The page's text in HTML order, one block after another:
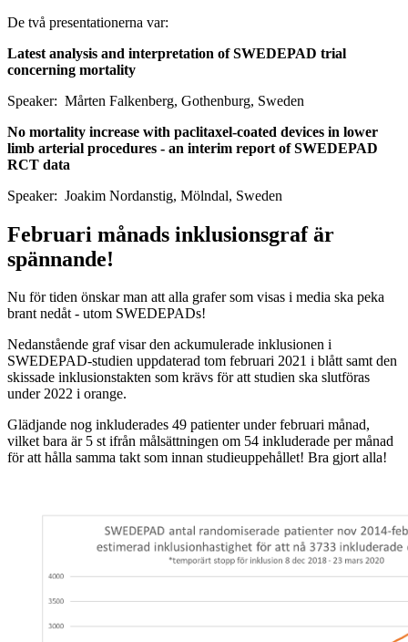
De två presentationerna var:
Latest analysis and interpretation of SWEDEPAD trial
concerning mortality
Speaker: Mårten Falkenberg, Gothenburg, Sweden
No mortality increase with paclitaxel-coated devices in lower
limb arterial procedures - an interim report of SWEDEPAD
RCT data
Speaker: Joakim Nordanstig, Mölndal, Sweden
Februari månads inklusionsgraf är
spännande!
Nu för tiden önskar man att alla grafer som visas i media ska peka
brant nedåt - utom SWEDEPADs!
Nedanstående graf visar den ackumulerade inklusionen i
SWEDEPAD-studien uppdaterad tom februari 2021 i blått samt den
skissade inklusionstakten som krävs för att studien ska slutföras
under 2022 i orange.
Glädjande nog inkluderades 49 patienter under februari månad,
vilket bara är 5 st ifrån målsättningen om 54 inkluderade per månad
för att hålla samma takt som innan studieuppehållet! Bra gjort alla!